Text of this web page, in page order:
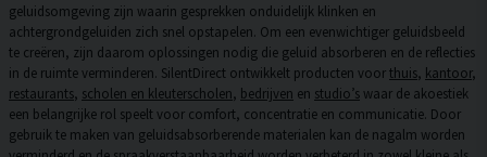
geluidsomgeving zijn waarin gesprekken onduidelijk klinken en
achtergrondgeluiden zich snel opstapelen. Om een evenwichtiger geluidsbeeld
te creëren, zijn daarom oplossingen nodig die geluid absorberen en de reflecties
in de ruimte verminderen. SilentDirect ontwikkelt producten voorthuis, kantoor,
restaurants, scholen en kleuterscholen, bedrijven en studio’s waar de akoestiek
een belangrijke rol speelt voor comfort, concentratie en communicatie. Door
gebruik te maken van geluidsabsorberende materialen kan de nagalm worden